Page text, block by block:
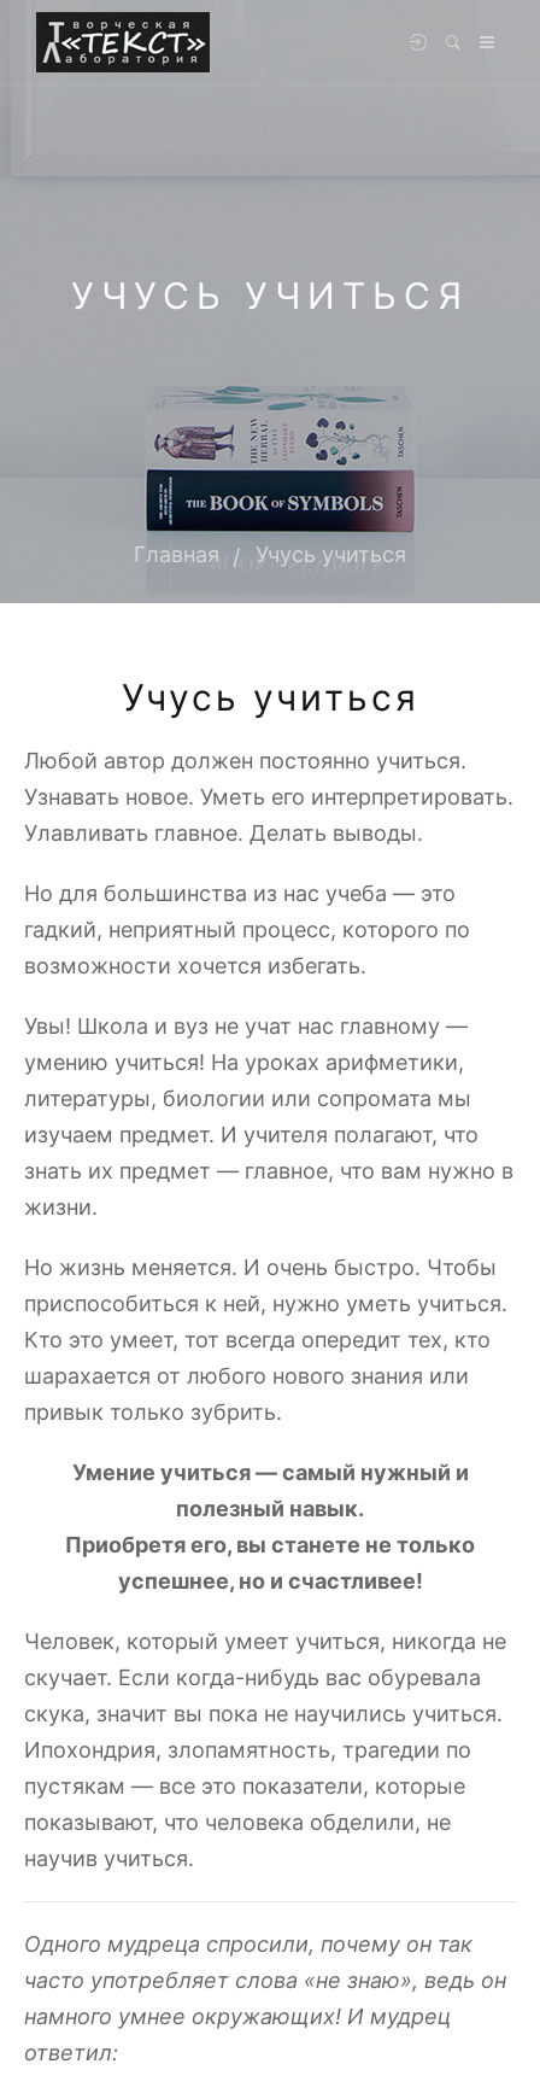
УЧУСЬ УЧИТЬСЯ
Главная Учусь учиться
Учусь учиться
Любой автор должен постоянно учиться.
Узнавать новое. Уметь его интерпретировать.
Улавливать главное. Делать выводы.
Но для большинства из нас учеба — это
гадкий, неприятный процесс, которого по
возможности хочется избегать.
Увы! Школа и вуз не учат нас главному —
умению учиться! На уроках арифметики,
литературы, биологии или сопромата мы
изучаем предмет. И учителя полагают, что
знать их предмет — главное, что вам нужно в
жизни.
Но жизнь меняется. И очень быстро. Чтобы
приспособиться к ней, нужно уметь учиться.
Кто это умеет, тот всегда опередит тех, кто
шарахается от любого нового знания или
привык только зубрить.
Умение учиться — самый нужный и
полезный навык.
Приобретя его, вы станете не только
успешнее, но и счастливее!
Человек, который умеет учиться, никогда не
скучает. Если когда-нибудь вас обуревала
скука, значит вы пока не научились учиться.
Ипохондрия, злопамятность, трагедии по
пустякам — все это показатели, которые
показывают, что человека обделили, не
научив учиться.
Одного мудреца спросили, почему он так
часто употребляет слова «не знаю», ведь он
намного умнее окружающих! И мудрец
ответил: